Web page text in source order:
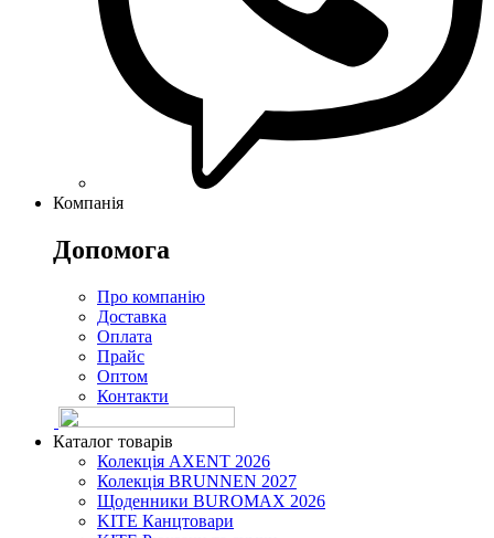
Компанія
Допомога
Про компанію
Доставка
Оплата
Прайс
Оптом
Контакти
Каталог товарів
Колекція AXENT 2026
Колекція BRUNNEN 2027
Щоденники BUROMAX 2026
KITE Канцтовари